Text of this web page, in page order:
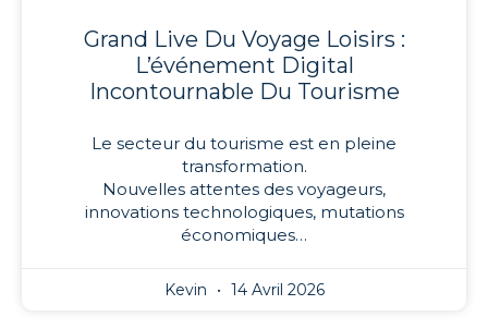
Grand Live Du Voyage Loisirs :
L’événement Digital
Incontournable Du Tourisme
Le secteur du tourisme est en pleine
transformation.
Nouvelles attentes des voyageurs,
innovations technologiques, mutations
économiques…
Kevin 14 Avril 2026